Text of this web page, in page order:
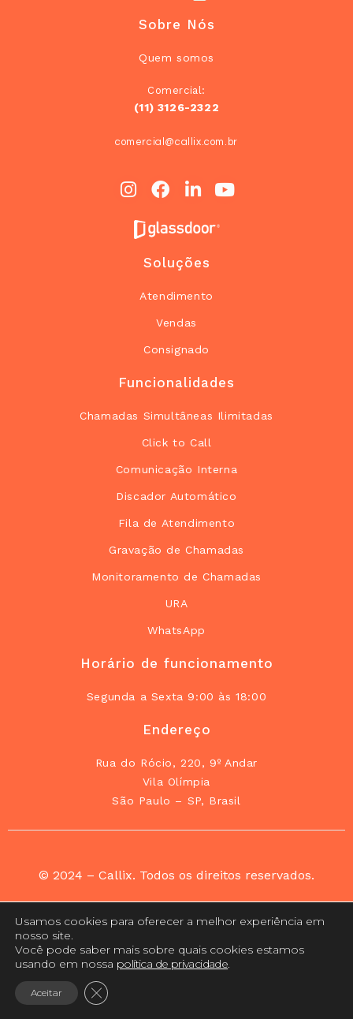
Sobre Nós
Quem somos
Comercial:
(11) 3126-2322
comercial@callix.com.br
Soluções
Atendimento
Vendas
Consignado
Funcionalidades
Chamadas Simultâneas Ilimitadas
Click to Call
Comunicação Interna
Discador Automático
Fila de Atendimento
Gravação de Chamadas
Monitoramento de Chamadas
URA
WhatsApp
Horário de funcionamento
Segunda a Sexta 9:00 às 18:00
Endereço
Rua do Rócio, 220, 9º Andar
Vila Olímpia
São Paulo – SP, Brasil
© 2024 – Callix. Todos os direitos reservados.
Aspectos Regulatórios Contratos e Políticas
Usamos cookies para oferecer a melhor experiência em
nosso site.
Você pode saber mais sobre quais cookies estamos
usando em nossa política de privacidade.
Aceitar CLOSE GDPR COOKIE BANNER